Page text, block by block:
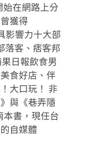
始在網路上分
獲得
影響力十大部
落客、痞客邦
日報飲食男
食好店、伴
大口玩！ 非
與《巷弄隱
本書，現任台
自媒體